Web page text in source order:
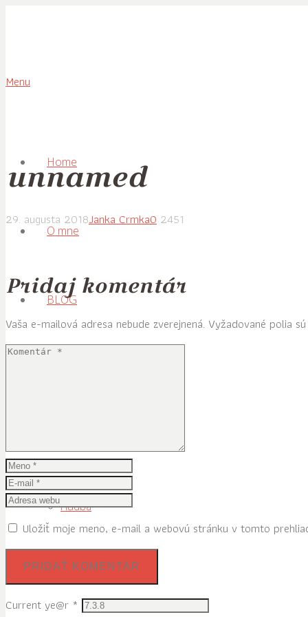
Menu
Home
O mne
BLOG
Hudba
unnamed
29. augusta 2018Janka Crmka0 2451
Pridaj komentár
Vaša e-mailová adresa nebude zverejnená. Vyžadované polia
Uložiť moje meno, e-mail a webovú stránku v tomto
Current ye@r *